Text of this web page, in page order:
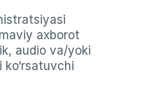
axborot
audio va/yoki